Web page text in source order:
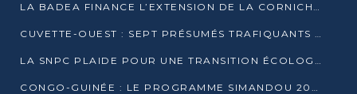
LA BADEA FINANCE L’EXTENSION DE LA CORNICHE SUD DE BRAZZAVILLE
CUVETTE-OUEST : SEPT PRÉSUMÉS TRAFIQUANTS DE FAUNE INTERPELLÉS À EWO ET KELLÉ
LA SNPC PLAIDE POUR UNE TRANSITION ÉCOLOGIQUE PROGRESSIVE
CONGO-GUINÉE : LE PROGRAMME SIMANDOU 2040 AU CŒUR DES ÉCHANGES À LA BAD